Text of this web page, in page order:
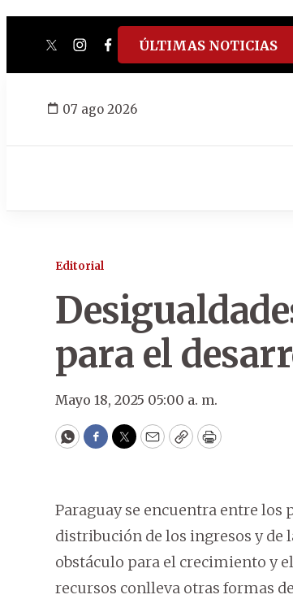
twitterinstagram
facebook
tiktokyoutube
spotify
ÚLTIMAS NOTICIAS
07 ago 2026
Editorial
para el
Mayo 18, 2025 05:00 a. m.
WhatsApp
Facebook
Twitter
EmailCopyPrint
Paraguay se encuentra entre los
distribución de los ingresos y de
obstáculo para el crecimiento y
recursos conlleva otras formas